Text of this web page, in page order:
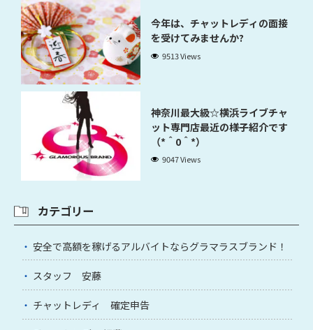
今年は、チャットレディの面接
を受けてみませんか?
9513 Views
神奈川最大級☆横浜ライブチャ
ット専門店最近の様子紹介です
（*＾0＾*）
9047 Views
カテゴリー
安全で高額を稼げるアルバイトならグラマラスブランド！
スタッフ 安藤
チャットレディ 確定申告